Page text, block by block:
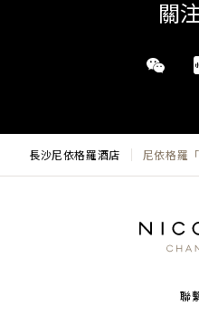
關
長沙尼依格羅酒店 尼依格羅
聯